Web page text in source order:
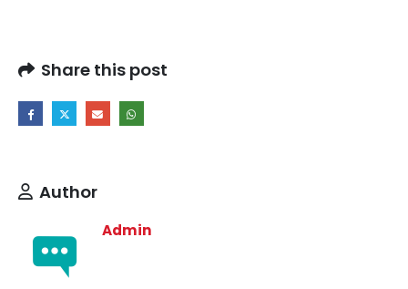
Share this post
Author
Admin